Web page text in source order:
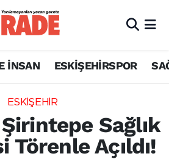
İNSAN ESKİŞEHİRSPOR
ESKİŞEHİR
Sağlık
Törenle Açıldı!